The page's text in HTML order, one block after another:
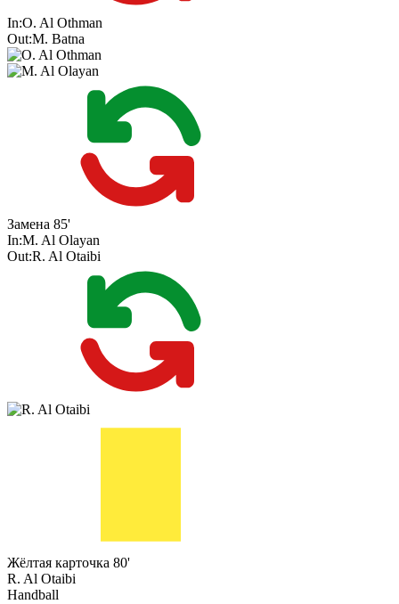
In:O. Al Othman
Out:M. Batna
Замена 85'
In:M. Al Olayan
Out:R. Al Otaibi
Жёлтая карточка 80'
R. Al Otaibi
Handball